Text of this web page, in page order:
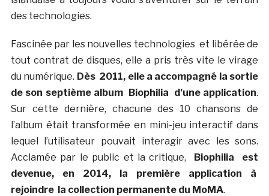
des technologies.
Fascinée par les nouvelles technologies et libérée de
tout contrat de disques, elle a pris très vite le virage
du numérique. Dès 2011, elle a accompagné la sortie
de son septième album Biophilia d’une application.
Sur cette dernière, chacune des 10 chansons de
l’album était transformée en mini-jeu interactif dans
lequel l’utilisateur pouvait interagir avec les sons.
Acclamée par le public et la critique,
Biophilia
est
devenue, en 2014, la première application à
rejoindre la collection permanente du MoMA.